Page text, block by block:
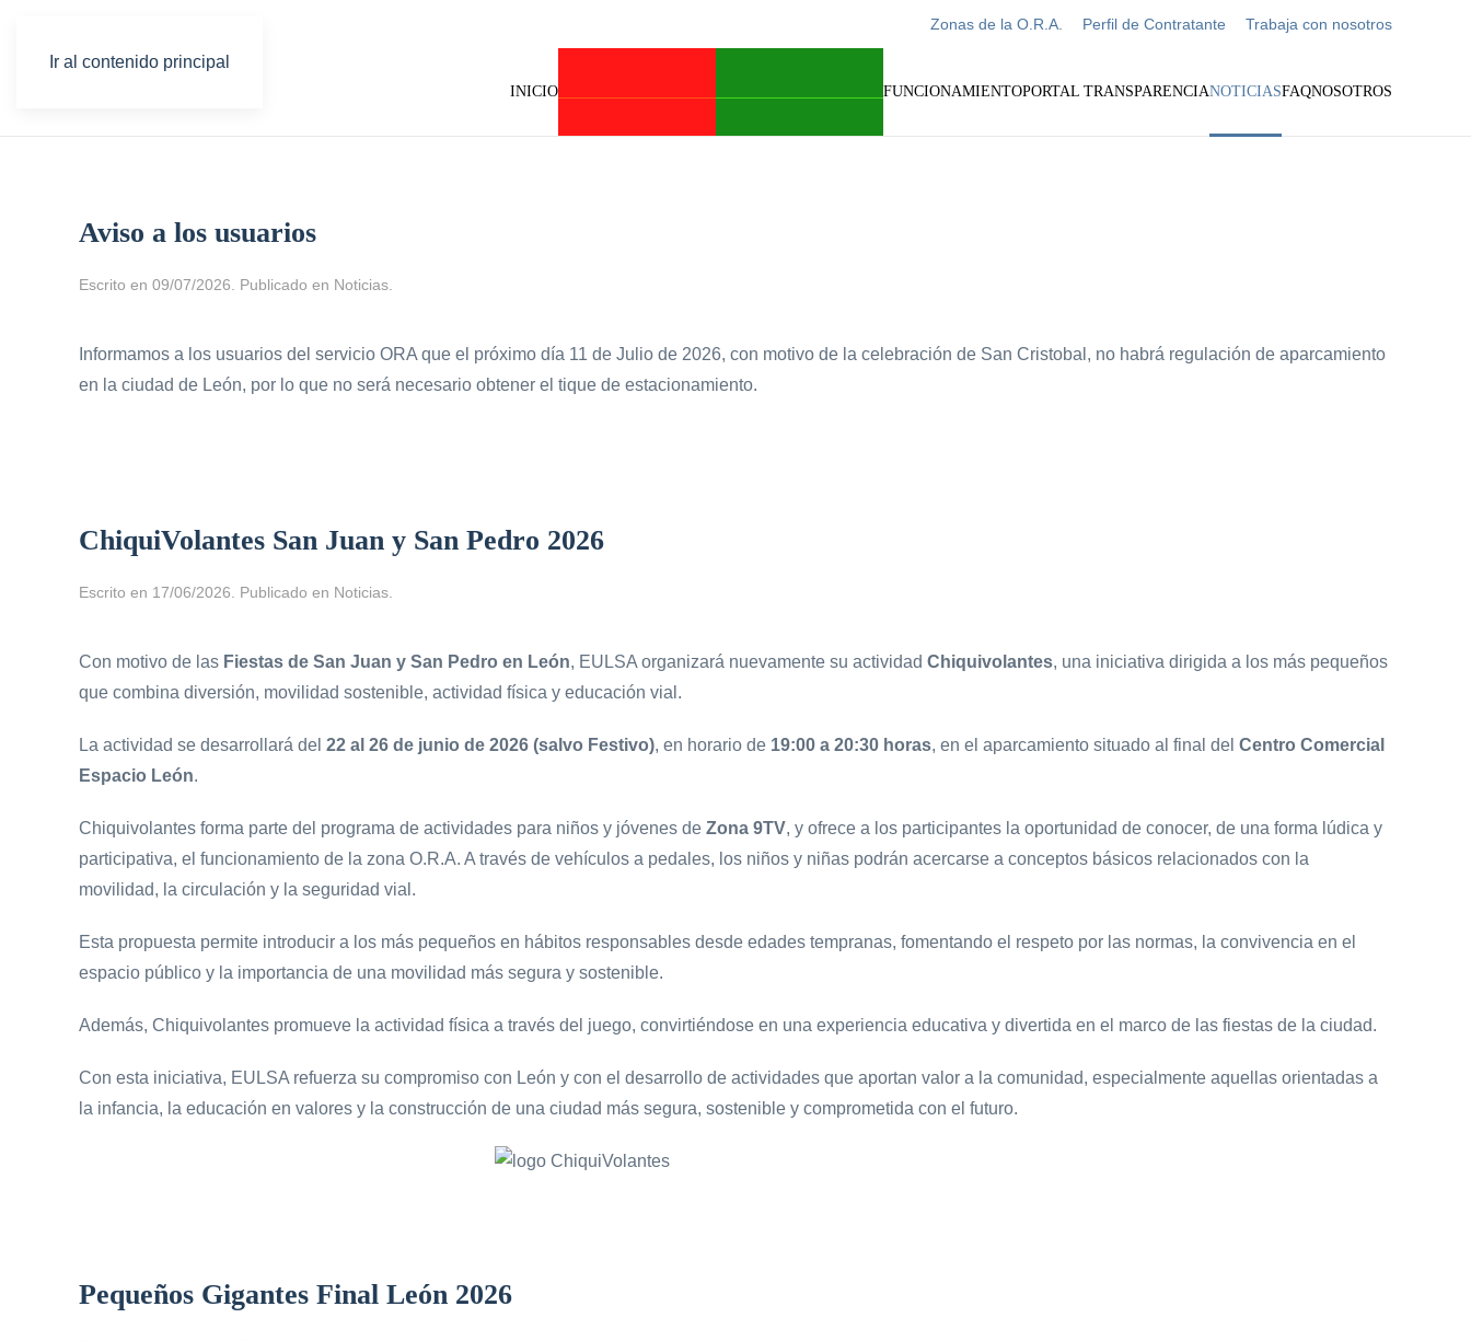
Ir al contenido principal
Zonas de la O.R.A. Perfil de Contratante Trabaja con nosotros
INICIO FUNCIONAMIENTOPORTAL TRANSPARENCIANOTICIASFAQNOSOTROS
Aviso a los usuarios
Escrito en 09/07/2026 . Publicado en Noticias
Informamos a los usuarios del servicio ORA que el próximo día 11 de Julio de 2026, con motivo de la celebración de San Cristobal, no habrá regulación de aparcamiento
en la ciudad de León, por lo que no será necesario obtener el tique de estacionamiento.
ChiquiVolantes San Juan y San Pedro 2026
Escrito en 17/06/2026 . Publicado en Noticias
Con motivo de las Fiestas de San Juan y San Pedro en León, EULSA organizará nuevamente su actividad Chiquivolantes, una iniciativa dirigida a los más pequeños
que combina diversión, movilidad sostenible, actividad física y educación vial.
La actividad se desarrollará del 22 al 26 de junio de 2026 (salvo Festivo), en horario de 19:00 a 20:30 horas, en el aparcamiento situado al final del Centro Comercial
Espacio León.
Chiquivolantes forma parte del programa de actividades para niños y jóvenes de Zona 9TV, y ofrece a los participantes la oportunidad de conocer, de una forma lúdica y
participativa, el funcionamiento de la zona O.R.A. A través de vehículos a pedales, los niños y niñas podrán acercarse a conceptos básicos relacionados con la
movilidad, la circulación y la seguridad vial.
Esta propuesta permite introducir a los más pequeños en hábitos responsables desde edades tempranas, fomentando el respeto por las normas, la convivencia en el
espacio público y la importancia de una movilidad más segura y sostenible.
Además, Chiquivolantes promueve la actividad física a través del juego, convirtiéndose en una experiencia educativa y divertida en el marco de las fiestas de la ciudad.
Con esta iniciativa, EULSA refuerza su compromiso con León y con el desarrollo de actividades que aportan valor a la comunidad, especialmente aquellas orientadas a
la infancia, la educación en valores y la construcción de una ciudad más segura, sostenible y comprometida con el futuro.
Pequeños Gigantes Final León 2026